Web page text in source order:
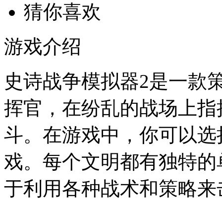
猜你喜欢
游戏介绍
史诗战争模拟器2是一款
挥官，在纷乱的战场上
斗。在游戏中，你可以
戏。每个文明都有独特
于利用各种战术和策略